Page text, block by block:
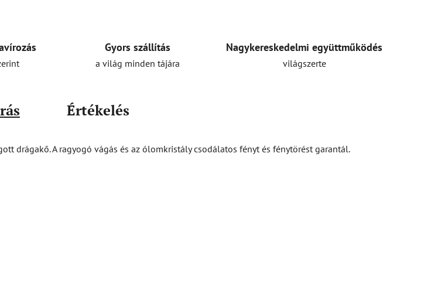
Gyors szállítás
a világ minden tájára
Nagykereskedelmi együttműködés
világszerte
Értékelés
drágakő. A ragyogó vágás és az ólomkristály csodálatos fényt és fénytörést garantál.